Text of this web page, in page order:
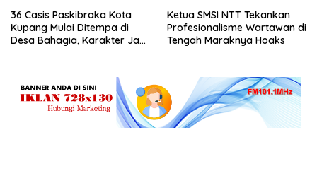
36 Casis Paskibraka Kota
Kupang Mulai Ditempa di
Desa Bahagia, Karakter Jadi
Ketua SMSI NTT Tekankan
Profesionalisme Wartawan di
Tengah Maraknya Hoaks